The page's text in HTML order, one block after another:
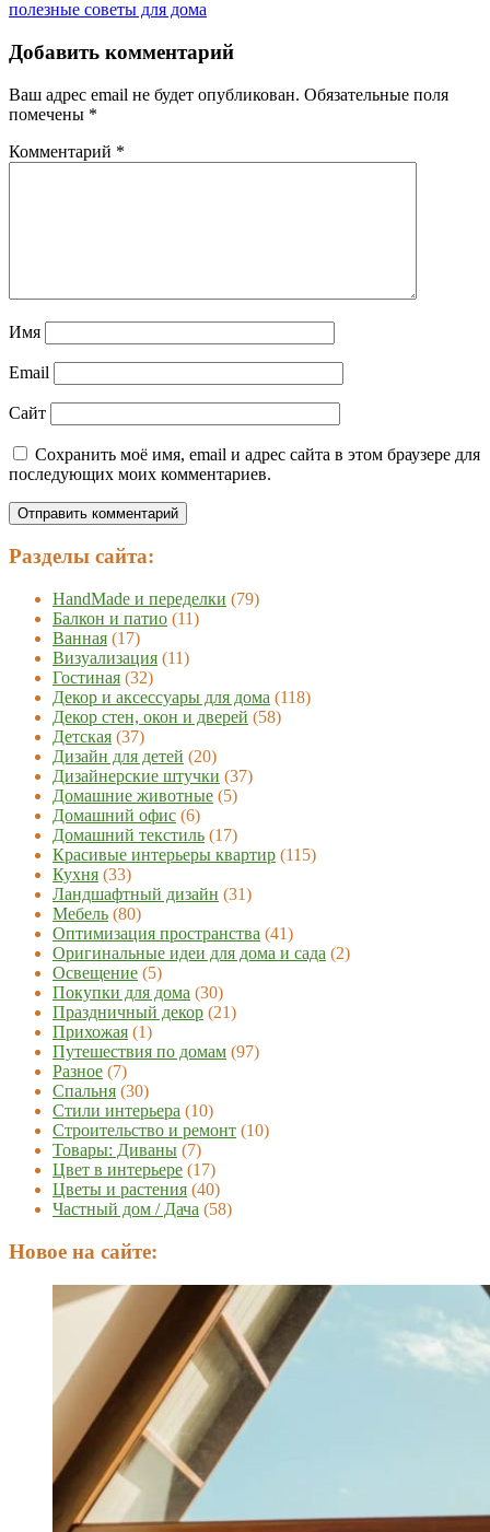
полезные советы для дома
Добавить комментарий
Ваш адрес email не будет опубликован. Обязательные поля
помечены *
Комментарий *
Имя
Email
Сайт
Сохранить моё имя, email и адрес сайта в этом браузере для
последующих моих комментариев.
Разделы сайта:
HandMade и переделки (79)
Балкон и патио (11)
Ванная (17)
Визуализация (11)
Гостиная (32)
Декор и аксессуары для дома (118)
Декор стен, окон и дверей (58)
Детская (37)
Дизайн для детей (20)
Дизайнерские штучки (37)
Домашние животные (5)
Домашний офис (6)
Домашний текстиль (17)
Красивые интерьеры квартир (115)
Кухня (33)
Ландшафтный дизайн (31)
Мебель (80)
Оптимизация пространства (41)
Оригинальные идеи для дома и сада (2)
Освещение (5)
Покупки для дома (30)
Праздничный декор (21)
Прихожая (1)
Путешествия по домам (97)
Разное (7)
Спальня (30)
Стили интерьера (10)
Строительство и ремонт (10)
Товары: Диваны (7)
Цвет в интерьере (17)
Цветы и растения (40)
Частный дом / Дача (58)
Новое на сайте: